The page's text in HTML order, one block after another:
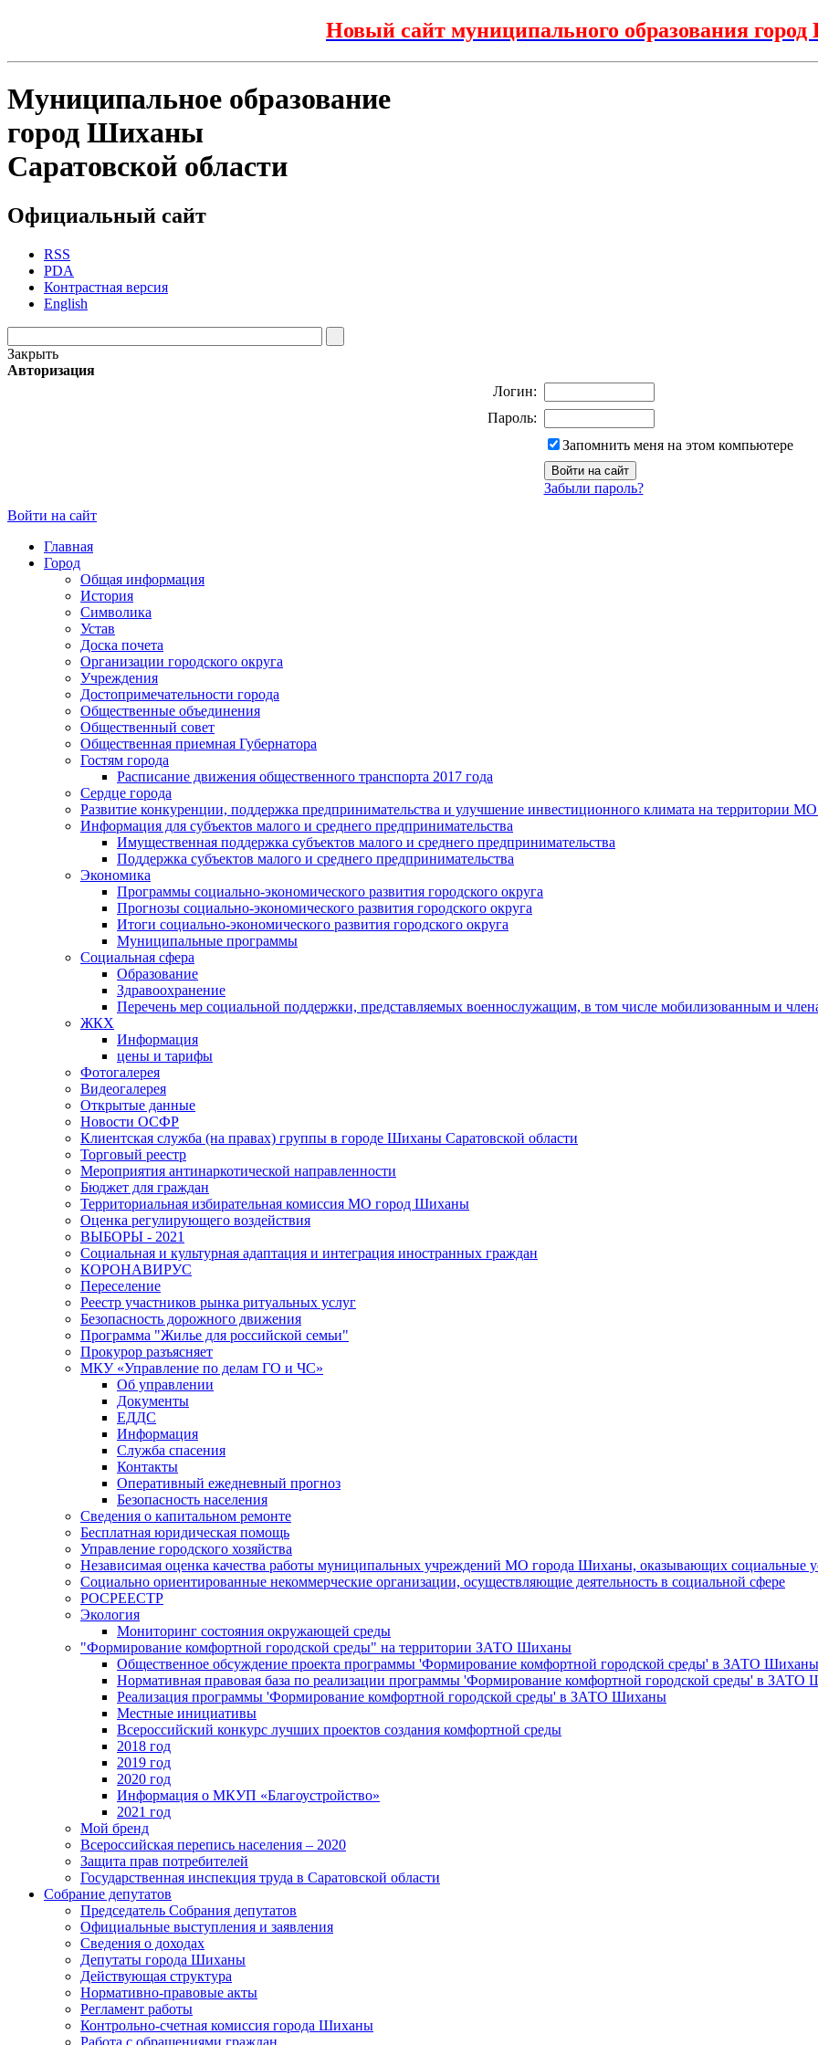
Новый сайт муниципального образования
Муниципальное образование
город Шиханы
Саратовской области
Официальный сайт
RSS
PDA
Контрастная версия
English
Закрыть
Авторизация
Логин:
Пароль:
Запомнить меня на этом компьютере
Забыли пароль?
Войти на сайт
Главная
Город
Общая информация
История
Символика
Устав
Доска почета
Организации городского округа
Учреждения
Достопримечательности города
Общественные объединения
Общественный совет
Общественная приемная Губернатора
Гостям города
Расписание движения общественного транспорта 2017 года
Сердце города
Развитие конкуренции, поддержка предпринимательства и улучшение инвестиционного климата на территории
Информация для субъектов малого и среднего предпринимательства
Имущественная поддержка субъектов малого и среднего предпринимательства
Поддержка субъектов малого и среднего предпринимательства
Экономика
Программы социально-экономического развития городского округа
Прогнозы социально-экономического развития городского округа
Итоги социально-экономического развития городского округа
Муниципальные программы
Социальная сфера
Образование
Здравоохранение
Перечень мер социальной поддержки, представляемых военнослужащим, в том числе мобилизованным и
ЖКХ
Информация
цены и тарифы
Фотогалерея
Видеогалерея
Открытые данные
Новости ОСФР
Клиентская служба (на правах) группы в городе Шиханы Саратовской области
Торговый реестр
Мероприятия антинаркотической направленности
Бюджет для граждан
Территориальная избирательная комиссия МО город Шиханы
Оценка регулирующего воздействия
ВЫБОРЫ - 2021
Социальная и культурная адаптация и интеграция иностранных граждан
КОРОНАВИРУС
Переселение
Реестр участников рынка ритуальных услуг
Безопасность дорожного движения
Программа "Жилье для российской семьи"
Прокурор разъясняет
МКУ «Управление по делам ГО и ЧС»
Об управлении
Документы
ЕДДС
Информация
Служба спасения
Контакты
Оперативный ежедневный прогноз
Безопасность населения
Сведения о капитальном ремонте
Бесплатная юридическая помощь
Управление городского хозяйства
Независимая оценка качества работы муниципальных учреждений МО города Шиханы, оказывающих социальные
Социально ориентированные некоммерческие организации, осуществляющие деятельность в социальной сфере
РОСРЕЕСТР
Экология
Мониторинг состояния окружающей среды
"Формирование комфортной городской среды" на территории ЗАТО Шиханы
Общественное обсуждение проекта программы 'Формирование комфортной городской среды' в ЗАТО Шиханы
Нормативная правовая база по реализации программы 'Формирование комфортной городской среды' в ЗАТО
Реализация программы 'Формирование комфортной городской среды' в ЗАТО Шиханы
Местные инициативы
Всероссийский конкурс лучших проектов создания комфортной среды
2018 год
2019 год
2020 год
Информация о МКУП «Благоустройство»
2021 год
Мой бренд
Всероссийская перепись населения – 2020
Защита прав потребителей
Государственная инспекция труда в Саратовской области
Собрание депутатов
Председатель Собрания депутатов
Официальные выступления и заявления
Сведения о доходах
Депутаты города Шиханы
Действующая структура
Нормативно-правовые акты
Регламент работы
Контрольно-счетная комиссия города Шиханы
Работа с обращениями граждан